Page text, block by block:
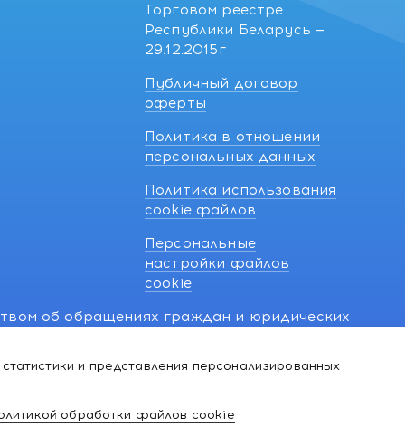
и представления персонализированных
обработки файлов cookie
Торговом реестре
Республики Беларусь —
29.12.2015г
Публичный договор
оферты
Политика в отношении
персональных данных
Политика использования
cookie файлов
Персональные
настройки файлов
cookie
об обращениях граждан и юридических
о нарушении их прав, предусмотренных